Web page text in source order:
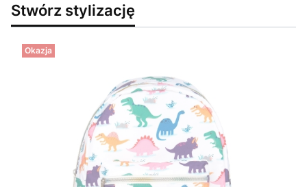
Stwórz stylizację
Okazja